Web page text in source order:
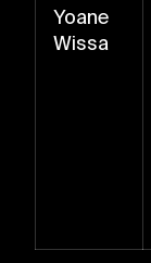
Yoane
Wissa